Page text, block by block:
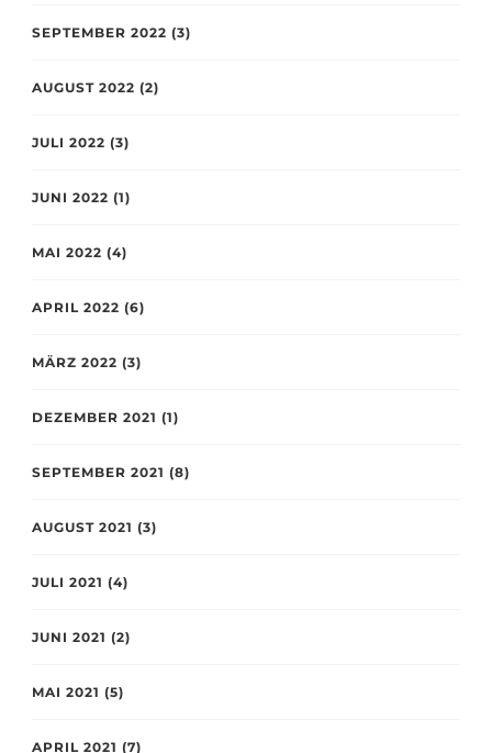
SEPTEMBER 2022 (3)
AUGUST 2022 (2)
JULI 2022 (3)
JUNI 2022 (1)
MAI 2022 (4)
APRIL 2022 (6)
MÄRZ 2022 (3)
DEZEMBER 2021 (1)
SEPTEMBER 2021 (8)
AUGUST 2021 (3)
JULI 2021 (4)
JUNI 2021 (2)
MAI 2021 (5)
APRIL 2021 (7)